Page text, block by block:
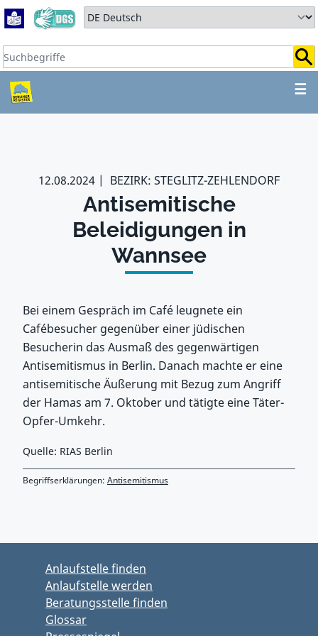
Zum Hauptbereich springen
Zum Hauptmenü springen
Sprache auswählen:
Suchbegriffe:
☰
ZUM HAUPTBEREICH
12.08.2024 BEZIRK: STEGLITZ-ZEHLENDORF
Antisemitische
Beleidigungen in
Wannsee
Bei einem Gespräch im Café leugnete ein
Cafébesucher gegenüber einer jüdischen
Besucherin das Ausmaß des gegenwärtigen
Antisemitismus in Berlin. Danach machte er eine
antisemitische Äußerung mit Bezug zum Angriff
der Hamas am 7. Oktober und tätigte eine Täter-
Opfer-Umkehr.
Quelle: RIAS Berlin
Begriffserklärungen: Antisemitismus
Anlaufstelle finden
Anlaufstelle werden
Beratungsstelle finden
Glossar